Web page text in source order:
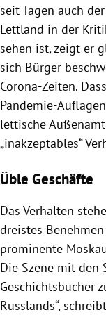
seit Tagen auch
Lettland in der
sehen ist, zeigt er
sich Bürger
Corona-Zeiten.
Pandemie-
lettische
„inakzeptables“
Üble Geschäfte
Das Verhalten
dreistes
prominente
Die Szene mit den
Geschichtsbücher
Russlands“,